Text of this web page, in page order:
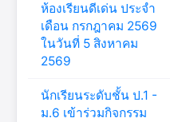
ห้องเรียนดีเด่น ประจำ
เดือน กรกฎาคม 2569
ในวันที่ 5 สิงหาคม
2569
นักเรียนระดับชั้น ป.1 -
ม.6 เข้าร่วมกิจกรรม